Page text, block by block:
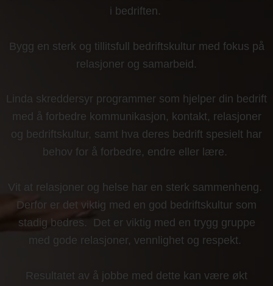
i bedriften.
Bygg en sterk og tillitsfull bedriftskultur med fokus på
relasjoner og samarbeid.
Linda skreddersyr programmer som hjelper din bedrift
med å forbedre kommunikasjon, kontakt, relasjoner
og bedriftskultur, samt hva deres bedrift spesielt har
behov for å forbedre, endre eller lære.
Vit at relasjoner og helse har en sterk sammenheng.
Derfor er det viktig med en god bedriftskultur som
stadig bedres. Det er viktig med en trygg gruppe
med gode relasjoner, vennlighet og respekt.
Resultatet av å jobbe med dette kan være økt